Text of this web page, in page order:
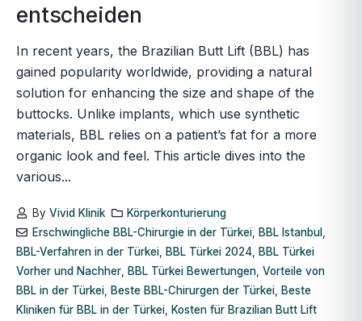
entscheiden
In recent years, the Brazilian Butt Lift (BBL) has
gained popularity worldwide, providing a natural
solution for enhancing the size and shape of the
buttocks. Unlike implants, which use synthetic
materials, BBL relies on a patient’s fat for a more
organic look and feel. This article dives into the
various...
By Vivid Klinik
Körperkonturierung
Erschwingliche BBL-Chirurgie in der Türkei, BBL Istanbul
BBL-Verfahren in der Türkei
BBL Türkei 2024
BBL Türkei
Vorher und Nachher
BBL Türkei Bewertungen Vorteile von
BBL in der Türkei
Beste BBL-Chirurgen der Türkei
Beste
Kliniken für BBL in der Türkei
Kosten für Brazilian Butt Lift